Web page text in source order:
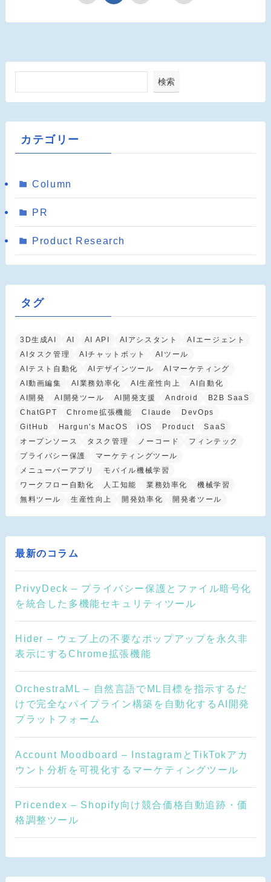
検索
カテゴリー
Column
PR
Product Research
タグ
3D生成AI AI AI API AIアシスタント
AIエージェント
AIタスク管理
AIチャットボット
AIツール
AIテスト自動化
AIデザインツール
AIマーケティング
AI動画編集
AI業務効率化 AI生産性向上
AI自動化
AI開発
AI開発ツール AI開発支援 Android
B2B SaaS
ChatGPT
Chrome拡張機能 Claude
DevOps
GitHub
Hargun's MacOS iOS Product
SaaS
オープンソース
タスク管理 ノーコード
フィンテック
プライバシー保護
マーケティングツール
メニューバーアプリ
モバイル機械学習
ワークフロー自動化
人工知能 業務効率化
機械学習
無料ツール
生産性向上 開発効率化 開発者ツール
最新のコラム
PrivyDeck – プライバシー保護とファイル暗号化
を統合した多機能セキュリティツール
Hider – ウェブ上の不要なポップアップを永久非
表示にするChrome拡張機能
OrchestraML – 自然言語でML目標を指示するだ
けで完全なパイプライン構築を自動化するAI開発
プラットフォーム
Account Moodboard – InstagramとTikTokアカ
ウント分析を可視化するマーケティングツール
Pricendex – Shopify向け競合価格自動追跡・価
格調整ツール